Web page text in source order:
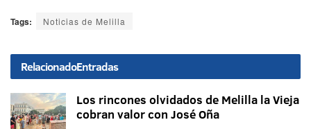
Tags: Noticias de Melilla
RelacionadoEntradas
Los rincones olvidados de Melilla la Vieja
cobran valor con José Oña